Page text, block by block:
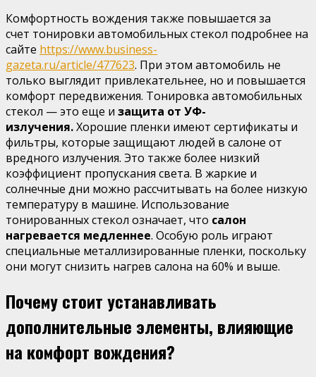
Комфортность вождения также повышается за
счет тонировки автомобильных стекол подробнее на
сайте https://www.business-
gazeta.ru/article/477623. При этом автомобиль не
только выглядит привлекательнее, но и повышается
комфорт передвижения. Тонировка автомобильных
стекол — это еще и защита от УФ-
излучения.Хорошие пленки имеют сертификаты и
фильтры, которые защищают людей в салоне от
вредного излучения. Это также более низкий
коэффициент пропускания света. В жаркие и
солнечные дни можно рассчитывать на более низкую
температуру в машине. Использование
тонированных стекол означает, что салон
нагревается медленнее. Особую роль играют
специальные металлизированные пленки, поскольку
они могут снизить нагрев салона на 60% и выше.
Почему стоит устанавливать
дополнительные элементы, влияющие
на комфорт вождения?